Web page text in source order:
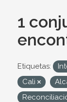
1
Etiquetas:
Cali